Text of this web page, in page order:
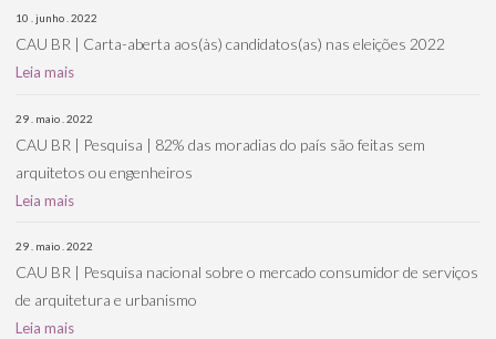
10 . junho . 2022
CAU BR | Carta-aberta aos(às) candidatos(as) nas eleições 2022
Leia mais
29 . maio . 2022
CAU BR | Pesquisa | 82% das moradias do país são feitas sem
arquitetos ou engenheiros
Leia mais
29 . maio . 2022
CAU BR | Pesquisa nacional sobre o mercado consumidor de serviços
de arquitetura e urbanismo
Leia mais